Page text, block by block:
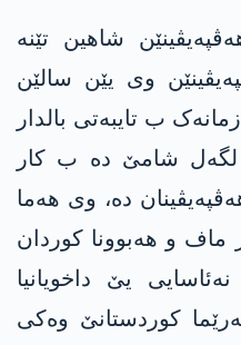
شاھین تێنە
وی یێن سالێن
ب تایبەتی بالدار
لگەل شامێ دە ب کار
دە، وی ھەما
و ھەبوونا کوردان
یێ داخویانیا
کوردستانێ وەکی